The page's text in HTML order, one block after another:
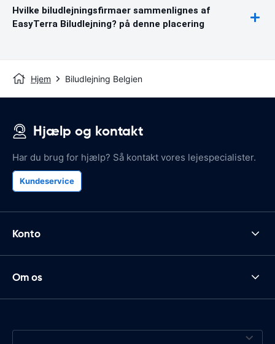
Hvilke biludlejningsfirmaer sammenlignes af
EasyTerra Biludlejning? på denne placering
Hjem Biludlejning Belgien
Hjælp og kontakt
Har du brug for hjælp? Så kontakt vores lejespecialister.
Kundeservice
Konto
Om os